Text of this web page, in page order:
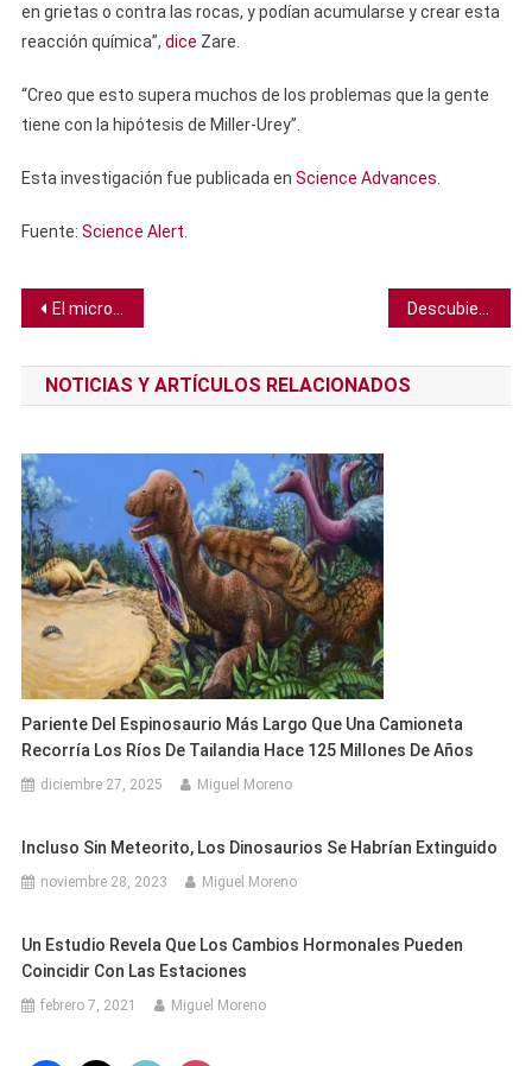
en grietas o contra las rocas, y podían acumularse y crear esta
reacción química”, dice Zare.
“Creo que esto supera muchos de los problemas que la gente
tiene con la hipótesis de Miller-Urey”.
Esta investigación fue publicada en Science Advances
Fuente: Science Alert
Navegación
de
entradas
El microcontrolador más pequeño del mundo podría transformar la tecnología y la medicina portátiles
NOTICIAS Y ARTÍCULOS RELACIONADOS
Pariente Del Espinosaurio Más Largo Que Una Camioneta
Recorría Los Ríos De Tailandia Hace 125 Millones De Años
diciembre 27, 2025 Miguel Moreno
Incluso Sin Meteorito, Los Dinosaurios Se Habrían Extinguido
noviembre 28, 2023 Miguel Moreno
Un Estudio Revela Que Los Cambios Hormonales Pueden
Coincidir Con Las Estaciones
febrero 7, 2021 Miguel Moreno